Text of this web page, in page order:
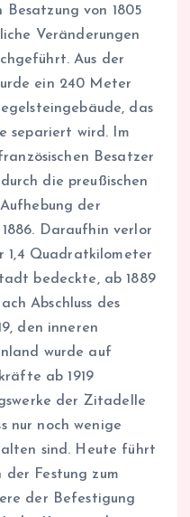
von 1805
Veränderungen
Aus der
ein 240 Meter
das
separiert wird. Im
Besatzer
die preußischen
Aufhebung der
Daraufhin verlor
1,4 Quadratkilometer
bedeckte, ab 1889
Abschluss des
den inneren
wurde auf
ab 1919
der Zitadelle
nur noch wenige
sind. Heute führt
Festung zum
der Befestigung